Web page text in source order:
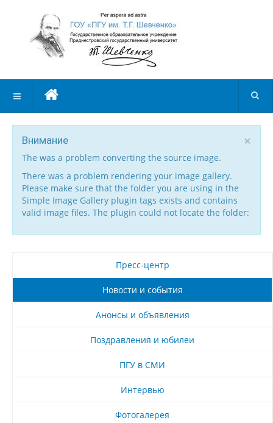
×
Внимание
The was a problem converting the source image.
There was a problem rendering your image gallery.
Please make sure that the folder you are using in the
Simple Image Gallery plugin tags exists and contains
valid image files. The plugin could not locate the folder:
Пресс-центр
Новости и события
Анонсы и объявления
Поздравления и юбилеи
ПГУ в СМИ
Интервью
Фотогалерея